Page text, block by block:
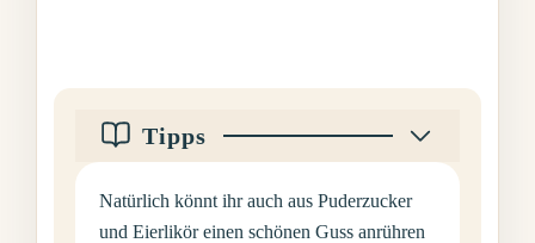
Tipps
Natürlich könnt ihr auch aus Puderzucker
und Eierlikör einen schönen Guss anrühren